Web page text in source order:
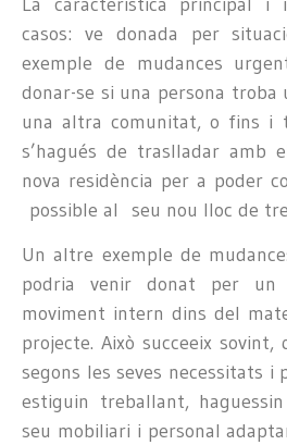
casos: ve donada per
exemple de mudances
donar-se si una persona troba
una altra comunitat, o fins i
s’hagués de traslladar amb
nova residència per a poder
possible al seu nou lloc de
Un altre exemple de
podria venir donat per un
moviment intern dins del
projecte. Això succeeix sovint,
segons les seves necessitats i
estiguin treballant,
seu mobiliari i personal